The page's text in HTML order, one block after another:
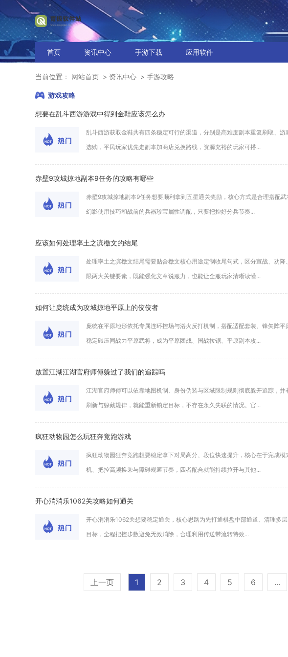
首页 资讯中心 手游下载 应用软件
当前位置： 网站首页 资讯中心 手游攻略
游戏攻略
想要在乱斗西游游戏中得到金鞋应该怎么办
乱斗西游获取金鞋共有四条稳定可行的渠道，分别是高难度副本重复刷取、
选购，平民玩家优先走副本加商店兑换路线，资源充裕的玩家可搭...
赤壁9攻城掠地副本9任务的攻略有哪些
赤壁9攻城掠地副本9任务想要顺利拿到五星通关奖励，核心方式是合理搭配
幻影使用技巧和战前的兵器珍宝属性调配，只要把控好分兵节奏...
应该如何处理率土之滨檄文的结尾
处理率土之滨檄文结尾需要贴合檄文核心用途定制收尾句式，区分宣战、劝
限两大关键要素，既能强化文章说服力，也能让全服玩家清晰读懂...
如何让庞统成为攻城掠地平原上的佼佼者
庞统在平原地形依托专属连环控场与浴火反打机制，搭配适配套装、锋矢阵
稳定碾压同战力平原武将，成为平原团战、国战拉锯、平原副本攻...
放置江湖江湖官府师傅躲过了我们的追踪吗
江湖官府师傅可以依靠地图机制、身份伪装与区域限制规则彻底躲开追踪，
刷新与躲藏规律，就能重新锁定目标，不存在永久失联的情况。官...
疯狂动物园怎么玩狂奔竞跑游戏
疯狂动物园狂奔竞跑想要稳定拿下对局高分、段位快速提升，核心在于完成
机、把控高频换乘与障碍规避节奏，四者配合就能持续拉开与其他...
开心消消乐1062关攻略如何通关
开心消消乐1062关想要稳定通关，核心思路为先打通棋盘中部通道、清理多
目标，全程把控步数避免无效消除，合理利用传送带流转特效...
上一页 1 2 3 4 5 6 ...